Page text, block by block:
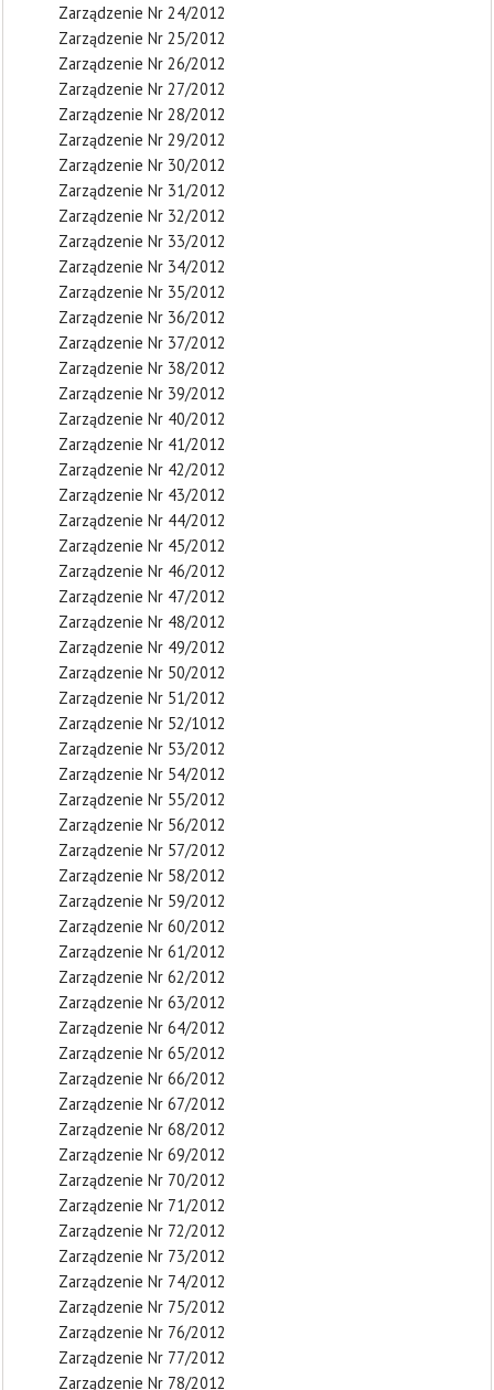
Zarządzenie Nr 24/2012
Zarządzenie Nr 25/2012
Zarządzenie Nr 26/2012
Zarządzenie Nr 27/2012
Zarządzenie Nr 28/2012
Zarządzenie Nr 29/2012
Zarządzenie Nr 30/2012
Zarządzenie Nr 31/2012
Zarządzenie Nr 32/2012
Zarządzenie Nr 33/2012
Zarządzenie Nr 34/2012
Zarządzenie Nr 35/2012
Zarządzenie Nr 36/2012
Zarządzenie Nr 37/2012
Zarządzenie Nr 38/2012
Zarządzenie Nr 39/2012
Zarządzenie Nr 40/2012
Zarządzenie Nr 41/2012
Zarządzenie Nr 42/2012
Zarządzenie Nr 43/2012
Zarządzenie Nr 44/2012
Zarządzenie Nr 45/2012
Zarządzenie Nr 46/2012
Zarządzenie Nr 47/2012
Zarządzenie Nr 48/2012
Zarządzenie Nr 49/2012
Zarządzenie Nr 50/2012
Zarządzenie Nr 51/2012
Zarządzenie Nr 52/1012
Zarządzenie Nr 53/2012
Zarządzenie Nr 54/2012
Zarządzenie Nr 55/2012
Zarządzenie Nr 56/2012
Zarządzenie Nr 57/2012
Zarządzenie Nr 58/2012
Zarządzenie Nr 59/2012
Zarządzenie Nr 60/2012
Zarządzenie Nr 61/2012
Zarządzenie Nr 62/2012
Zarządzenie Nr 63/2012
Zarządzenie Nr 64/2012
Zarządzenie Nr 65/2012
Zarządzenie Nr 66/2012
Zarządzenie Nr 67/2012
Zarządzenie Nr 68/2012
Zarządzenie Nr 69/2012
Zarządzenie Nr 70/2012
Zarządzenie Nr 71/2012
Zarządzenie Nr 72/2012
Zarządzenie Nr 73/2012
Zarządzenie Nr 74/2012
Zarządzenie Nr 75/2012
Zarządzenie Nr 76/2012
Zarządzenie Nr 77/2012
Zarządzenie Nr 78/2012